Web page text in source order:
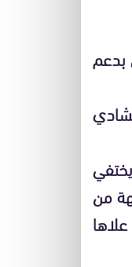
بدعم
من